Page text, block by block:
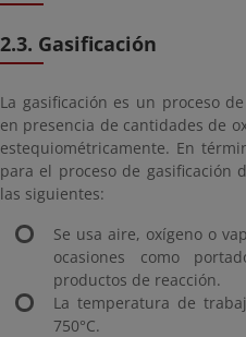
2.3. Gasificación
La gasificación es un proceso
en presencia de cantidades de
estequiométricamente. En
para el proceso de gasificación
las siguientes:
Se usa aire, oxígeno o
ocasiones como
productos de reacción.
La temperatura de
750°C.